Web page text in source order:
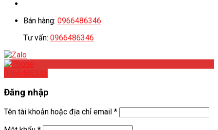
Bán hàng: 0966486346
Tư vấn: 0966486346
0966486346
Đăng nhập
Tên tài khoản hoặc địa chỉ email *